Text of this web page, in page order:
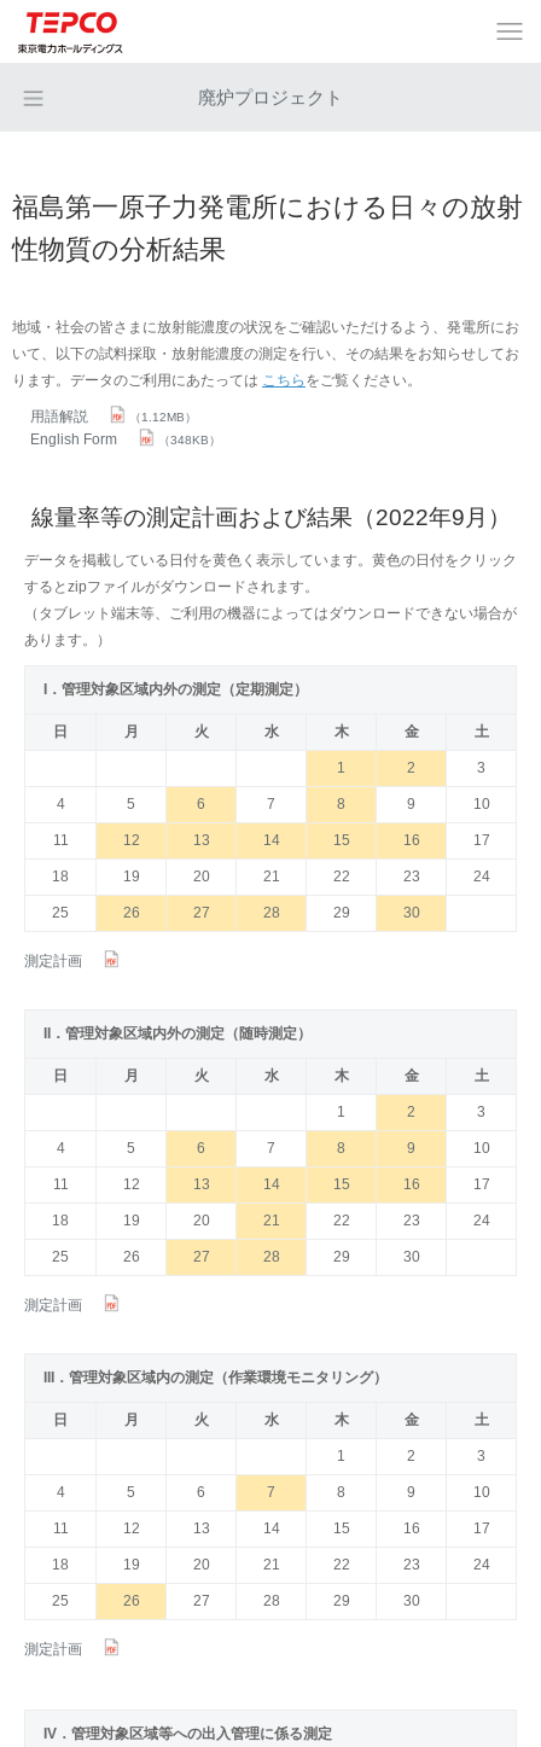
廃炉プロジェクト
福島第一原子力発電所における日々の放射
性物質の分析結果
地域・社会の皆さまに放射能濃度の状況をご確認いただけるよう、発電所にお
いて、以下の試料採取・放射能濃度の測定を行い、その結果をお知らせしてお
ります。データのご利用にあたっては こちら をご覧ください。
用語解説 （1.12MB）
English Form （348KB）
線量率等の測定計画および結果（2022年9月）
データを掲載している日付を黄色く表示しています。黄色の日付をクリック
するとzipファイルがダウンロードされます。
（タブレット端末等、ご利用の機器によってはダウンロードできない場合が
あります。）
I．管理対象区域内外の測定（定期測定）
日 月 火 水 木 金 土
1 2 3
4 5 6 7 8 9 10
11 12 13 14 15 16 17
18 19 20 21 22 23 24
25 26 27 28 29 30
測定計画
II．管理対象区域内外の測定（随時測定）
日 月 火 水 木 金 土
1 2 3
4 5 6 7 8 9 10
11 12 13 14 15 16 17
18 19 20 21 22 23 24
25 26 27 28 29 30
測定計画
III．管理対象区域内の測定（作業環境モニタリング）
日 月 火 水 木 金 土
1 2 3
4 5 6 7 8 9 10
11 12 13 14 15 16 17
18 19 20 21 22 23 24
25 26 27 28 29 30
測定計画
IV．管理対象区域等への出入管理に係る測定